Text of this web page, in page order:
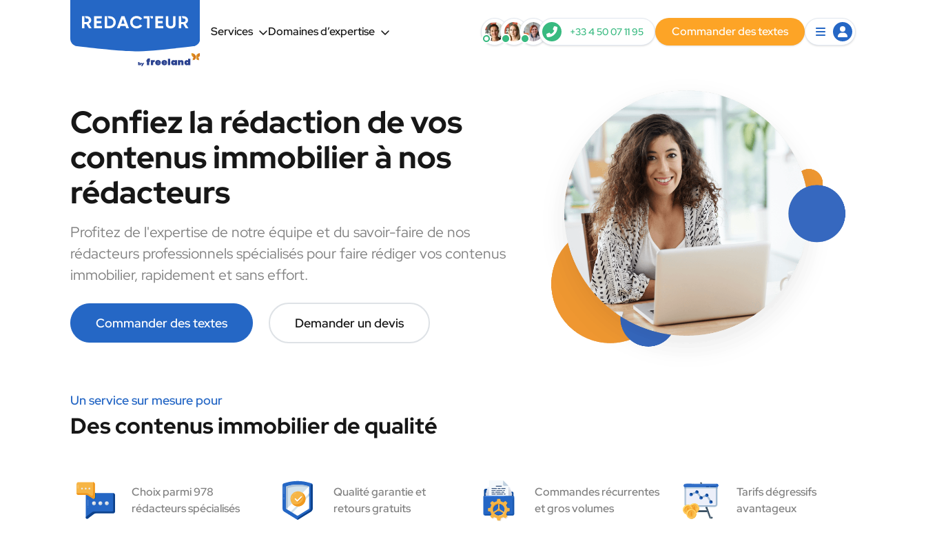
Services Domaines d’expertise +33 4 50 07 11 95 Commander des textes
Confiez la rédaction de vos
contenus immobilier à nos
rédacteurs
Profitez de l'expertise de notre équipe et du savoir-faire de nos
rédacteurs professionnels spécialisés pour faire rédiger vos contenus
immobilier, rapidement et sans effort.
Commander des textes Demander un devis
Un service sur mesure pour
Des contenus immobilier de qualité
Choix parmi 978
rédacteurs spécialisés
Qualité garantie et
retours gratuits
Commandes récurrentes
et gros volumes
Tarifs dégressifs
avantageux